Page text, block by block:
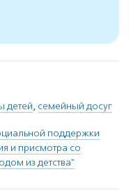
детей, семейный досуг
поддержки
и присмотра со
из детства"